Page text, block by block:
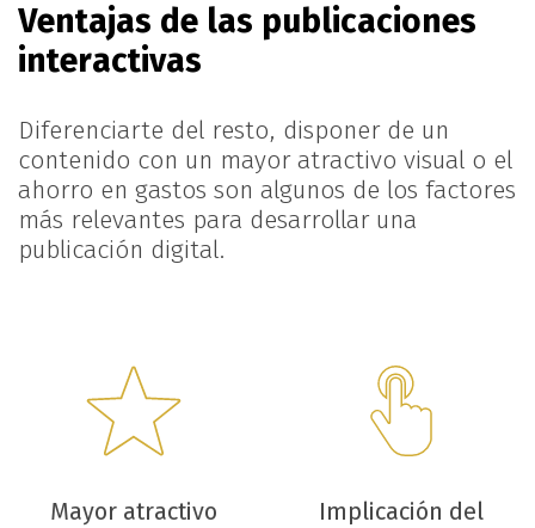
Ventajas de las publicaciones
interactivas
Diferenciarte del resto, disponer de un
contenido con un mayor atractivo visual o el
ahorro en gastos son algunos de los factores
más relevantes para desarrollar una
publicación digital.
Mayor atractivo
Implicación del